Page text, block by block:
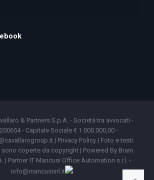
& Partners S.p.A. - Società tra avvocati -
- Capitale Sociale € 1.000.000,00 -
| Privacy Policy | Foto e testi
coperte da copyright | Powered By Brain
| Partner IT Mancusi Office Automation s.r.l. -
info@mancusisrl.it